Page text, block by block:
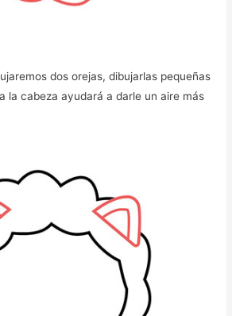
dos orejas, dibujarlas pequeñas
la cabeza ayudará a darle un aire más